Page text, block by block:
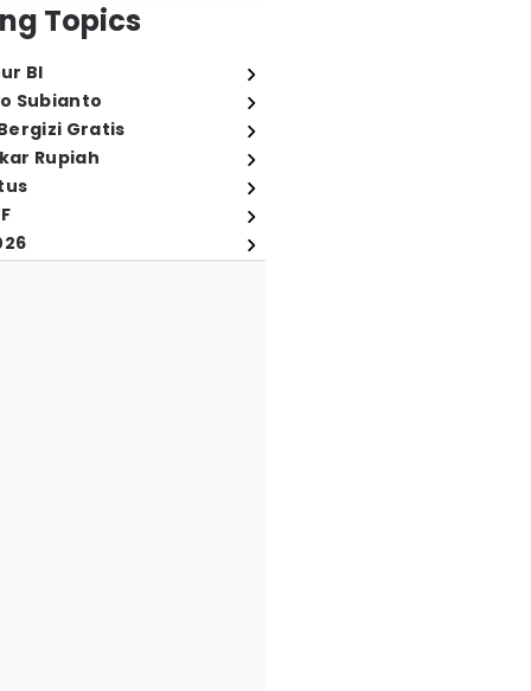
Topics
BI
Subianto
Gratis
Rupiah